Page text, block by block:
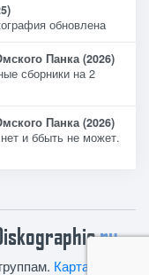
обновлена
Панка (2026)
сборники на 2
Панка (2026)
и ббыть не может.
ru
Карта